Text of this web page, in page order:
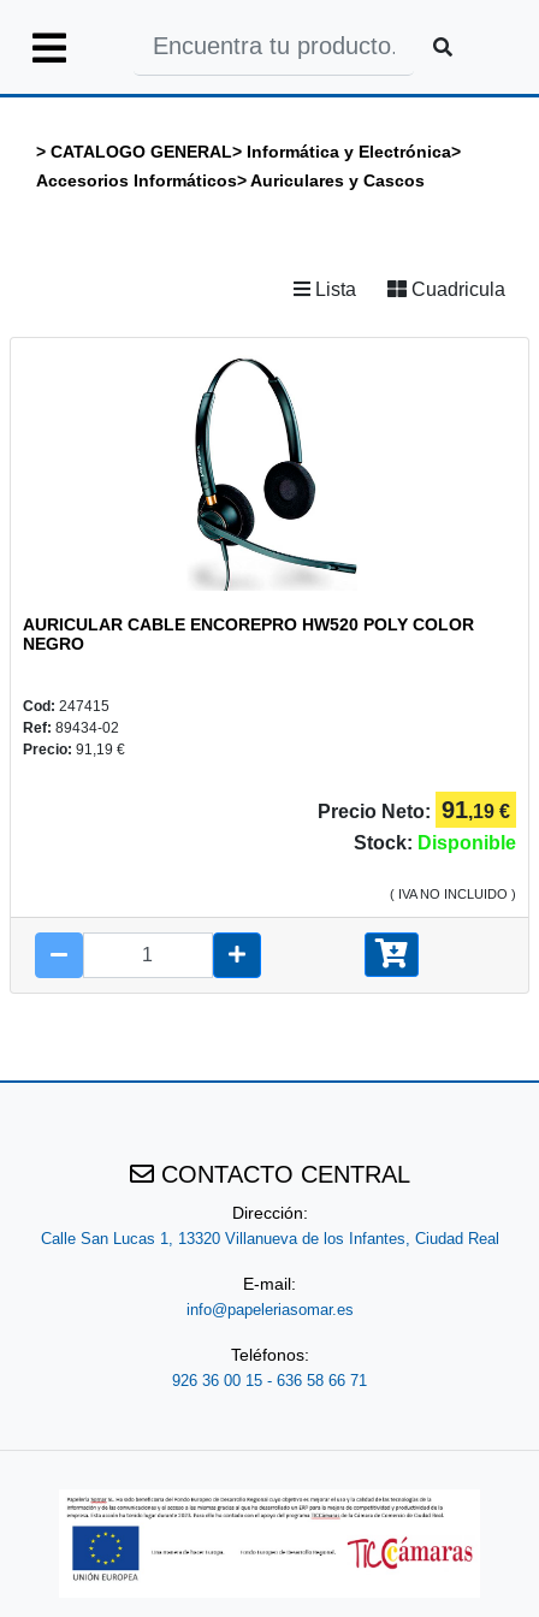
> CATALOGO GENERAL> Informática y Electrónica>
Accesorios Informáticos>Auriculares y Cascos
Lista Cuadricula
AURICULAR CABLE ENCOREPRO HW520 POLY COLOR
NEGRO
Cod: 247415
Ref: 89434-02
Precio: 91,19 €
Precio Neto: 91,19 €
Stock: Disponible
( IVA NO INCLUIDO )
CONTACTO CENTRAL
Dirección:
Calle San Lucas 1, 13320 Villanueva de los Infantes, Ciudad Real
E-mail:
info@papeleriasomar.es
Teléfonos:
926 36 00 15 - 636 58 66 71
Sesión
CATALOGO
PLUS
CAMPUS
JUEGOS
2022